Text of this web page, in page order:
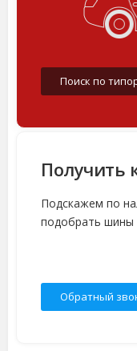
Поиск по
Получить
Подскажем по
подобрать шины
Обратный